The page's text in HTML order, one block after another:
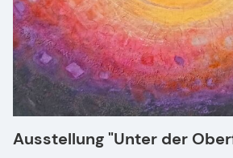
Ausstellung "Unter der